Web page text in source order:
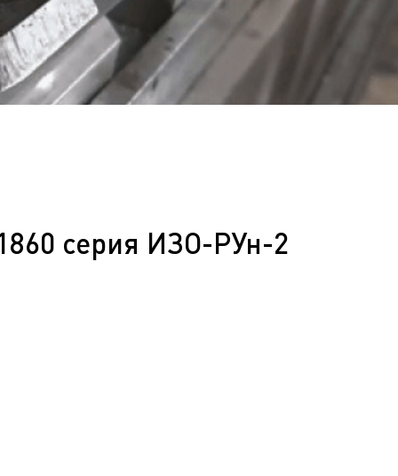
серия ИЗО-РУн-2